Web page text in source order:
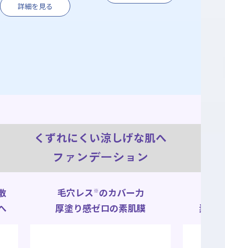
詳細を見る
くずれにくい涼しげな肌へ
ファンデーション
薄膜密着テクノロジーで
素肌のような美しさを演出